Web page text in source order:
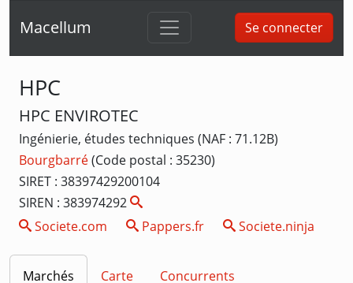
Macellum Se connecter
HPC
HPC ENVIROTEC
Ingénierie, études techniques (NAF : 71.12B)
Bourgbarré(Code postal : 35230)
SIRET : 38397429200104
SIREN : 383974292
Societe.com
Pappers.fr Societe.ninja
Marchés Carte Concurrents